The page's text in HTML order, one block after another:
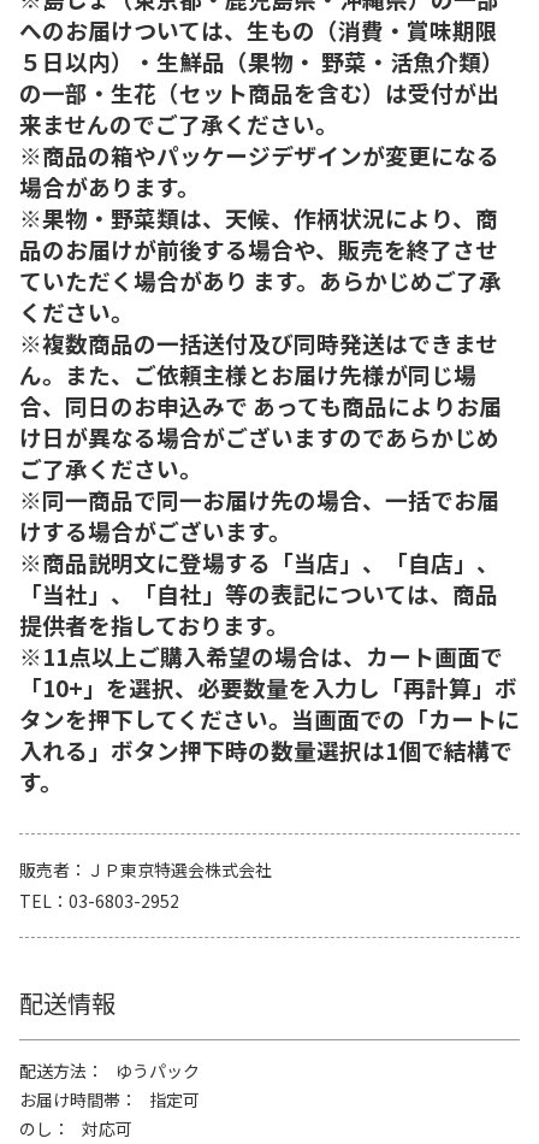
へのお届けついては、生もの（消費・賞味期限
５日以内）・生鮮品（果物・ 野菜・活魚介類）
の一部・生花（セット商品を含む）は受付が出
来ませんのでご了承ください。
※商品の箱やパッケージデザインが変更になる
場合があります。
※果物・野菜類は、天候、作柄状況により、商
品のお届けが前後する場合や、販売を終了させ
ていただく場合があり ます。あらかじめご了承
ください。
※複数商品の一括送付及び同時発送はできませ
ん。また、ご依頼主様とお届け先様が同じ場
合、同日のお申込みで あっても商品によりお届
け日が異なる場合がございますのであらかじめ
ご了承ください。
※同一商品で同一お届け先の場合、一括でお届
けする場合がございます。
※商品説明文に登場する「当店」、「自店」、
「当社」、「自社」等の表記については、商品
提供者を指しております。
※11点以上ご購入希望の場合は、カート画面で
「10+」を選択、必要数量を入力し「再計算」ボ
タンを押下してください。当画面での「カートに
入れる」ボタン押下時の数量選択は1個で結構で
す。
販売者
ＪＰ東京特選会株式会社
TEL
03-6803-2952
配送情報
配送方法
ゆうパック
お届け時間帯
指定可
のし
対応可